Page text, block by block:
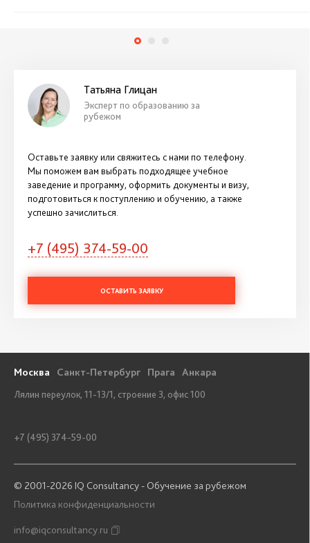
Татьяна Глицан
Эксперт по образованию за
рубежом
Оставьте заявку или свяжитесь с нами по телефону.
Мы поможем вам выбрать подходящее учебное
заведение и программу, оформить документы и визу,
подготовиться к поступлению и обучению, а также
успешно зачислиться.
+7 (495) 374-59-00
ОСТАВИТЬ ЗАЯВКУ
Москва Санкт-Петербург Прага Анкара
Лялин переулок, 11-13/1, строение 3, офис 100
+7 (495) 374-59-00
© 2001-2026 IQ Consultancy - Обучение за рубежом
Политика конфиденциальности
info@iqconsultancy.ru